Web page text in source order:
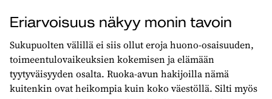
Eriarvoisuus näkyy monin tavoin
Sukupuolten välillä ei siis ollut eroja huono-osaisuuden,
toimeentulovaikeuksien kokemisen ja elämään
tyytyväisyyden osalta. Ruoka-avun hakijoilla nämä
kuitenkin ovat heikompia kuin koko väestöllä. Silti myös